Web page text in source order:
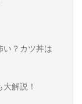
い？カツ丼は
解説！